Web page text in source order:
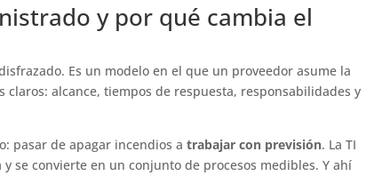
y por qué cambia el
Es un modelo en el que un proveedor asume la
alcance, tiempos de respuesta, responsabilidades y
pasar de apagar incendios atrabajar con previsión. La TI
se convierte en un conjunto de procesos medibles. Y ahí